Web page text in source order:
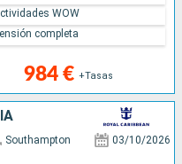
984 € +Tasas
WOW
completa
Southampton 03/10/2026